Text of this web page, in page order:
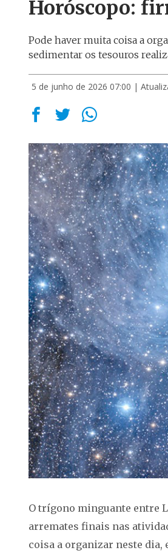
Horóscopo:
Pode haver muita coisa a
sedimentar os tesouros
5 de junho de 2026 07:00 |
O trígono minguante entre
arremates finais nas
coisa a organizar neste dia,